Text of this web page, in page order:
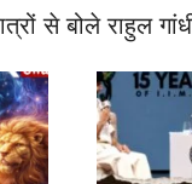
से बोले राहुल